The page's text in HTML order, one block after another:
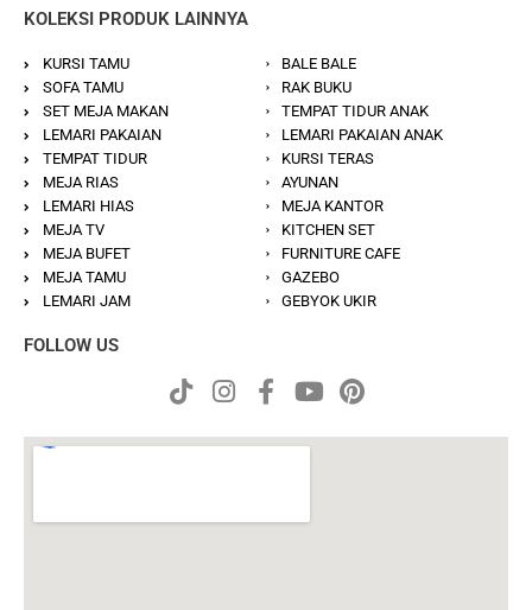
KOLEKSI PRODUK LAINNYA
KURSI TAMU
SOFA TAMU
SET MEJA MAKAN
LEMARI PAKAIAN
TEMPAT TIDUR
MEJA RIAS
LEMARI HIAS
MEJA TV
MEJA BUFET
MEJA TAMU
LEMARI JAM
BALE BALE
RAK BUKU
TEMPAT TIDUR ANAK
LEMARI PAKAIAN ANAK
KURSI TERAS
AYUNAN
MEJA KANTOR
KITCHEN SET
FURNITURE CAFE
GAZEBO
GEBYOK UKIR
FOLLOW US